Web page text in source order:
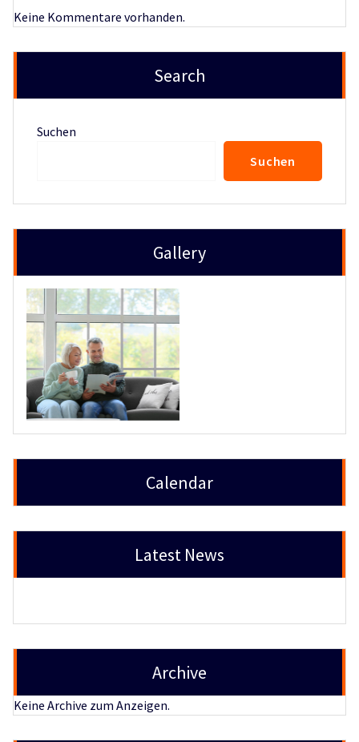
Keine Kommentare vorhanden.
Search
Suchen
Suchen
Gallery
Calendar
Latest News
Archive
Keine Archive zum Anzeigen.